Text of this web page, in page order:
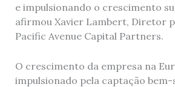
e impulsionando o crescimento
afirmou Xavier Lambert, Diretor
Pacific Avenue Capital Partners.
O crescimento da empresa na
impulsionado pela captação bem-